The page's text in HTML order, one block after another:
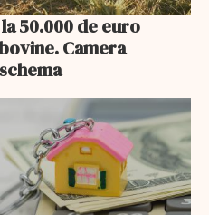
50.000 de euro
Camera